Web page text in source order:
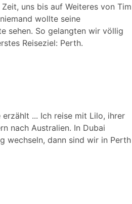
uns bis auf Weiteres von Tim
wollte seine
sehen. So gelangten wir völlig
Reiseziel: Perth.
... Ich reise mit Lilo, ihrer
nach Australien. In Dubai
wechseln, dann sind wir in Perth